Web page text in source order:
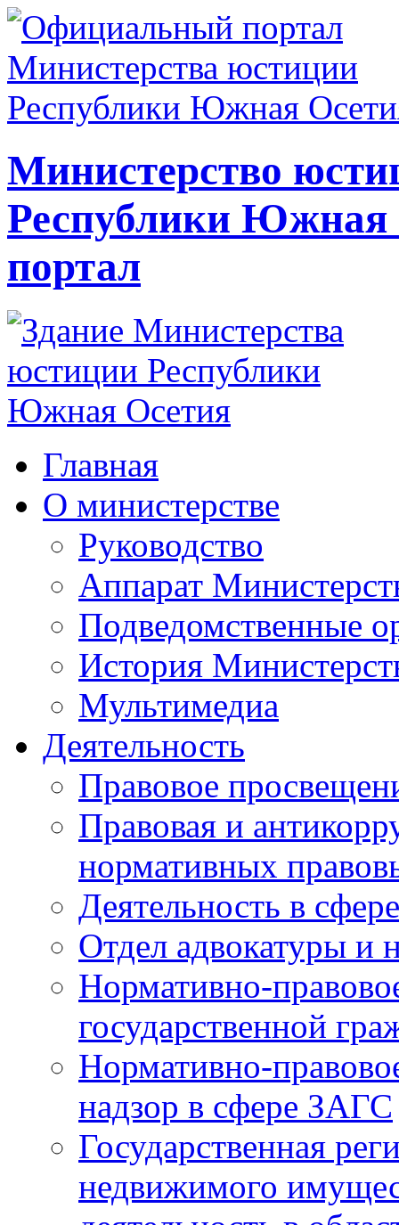
Министерство
Республики
портал
Главная
О министерстве
Руководство
Аппарат
Подведомственные
История
Мультимедиа
Деятельность
Правовое
Правовая и
нормативных
Деятельность в
Отдел адвокатуры и
Нормативно-
государственной
Нормативно-
надзор в сфере ЗАГС
Государственная
недвижимого